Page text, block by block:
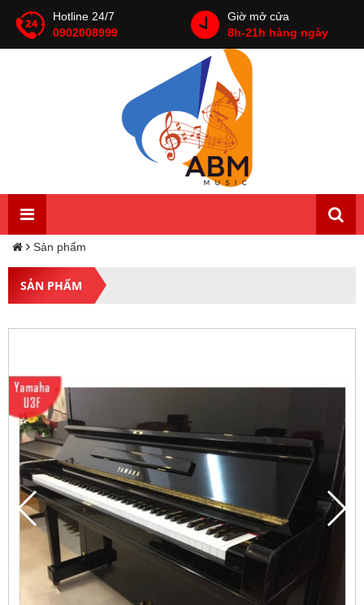
Hotline 24/7
0902008999
Giờ mở cửa
8h-21h hàng ngày
Sản phẩm
SẢN PHẨM